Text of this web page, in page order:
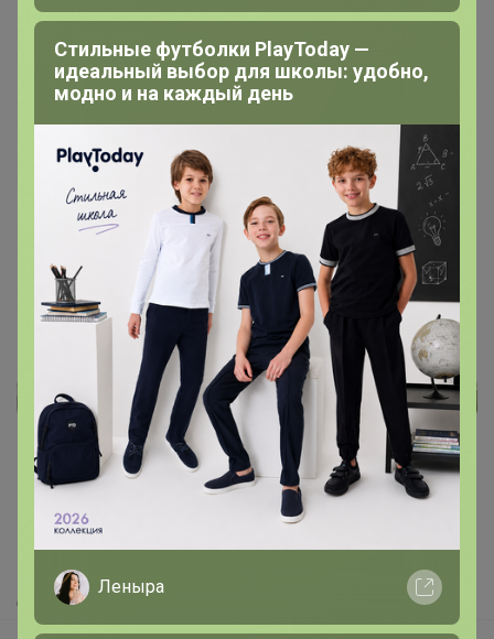
Подпись
Вступайте в сообщество в вайбере -
закупки tassy
Реклама
Как здесь все устроено?
Как сделать заказ?
Доставка
Стильные футболки PlayToday —
идеальный выбор для школы: удобно,
модно и на каждый день
Леныра